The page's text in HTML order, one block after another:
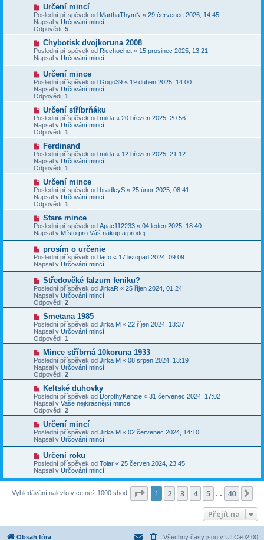
v
e
k
s
p
ě
v
e
k
N
o
v
ý
p
s
p
v
e
k
Určení mincí
Poslední příspěvek od MarthaThymN « 29 červenec 2026, 14:45
Napsal v Určování mincí
Odpovědi: 5
N
o
v
ý
p
í
s
p
v
e
k
Chybotisk dvojkoruna 2008
Poslední příspěvek od Ricchochet « 15 prosinec 2025, 13:21
Napsal v Určování mincí
N
o
v
ý
p
s
p
ě
v
e
k
Určení mince
Poslední příspěvek od Gogo39 « 19 duben 2025, 14:00
Napsal v Určování mincí
Odpovědi: 1
N
o
v
ý
p
s
p
ě
v
e
k
Určení stříbrňáku
Poslední příspěvek od milda « 20 březen 2025, 20:56
Napsal v Určování mincí
Odpovědi: 1
N
o
v
ý
p
s
p
ě
v
e
k
Ferdinand
Poslední příspěvek od milda « 12 březen 2025, 21:12
Napsal v Určování mincí
Odpovědi: 1
N
o
v
ý
p
s
p
e
k
Určení mince
Poslední příspěvek od bradleyS « 25 únor 2025, 08:41
Napsal v Určování mincí
Odpovědi: 1
N
o
v
ý
í
s
p
ě
v
e
k
Stare mince
Poslední příspěvek od Apac112233 « 04 leden 2025, 18:40
Napsal v Místo pro Váš nákup a prodej
N
o
v
ý
p
í
s
p
v
e
k
prosím o určenie
Poslední příspěvek od laco « 17 listopad 2024, 09:09
Napsal v Určování mincí
N
o
v
ý
p
s
p
ě
v
e
k
Středověké falzum feniku?
Poslední příspěvek od JirkaR « 25 říjen 2024, 01:24
Napsal v Určování mincí
Odpovědi: 2
N
o
v
ý
p
s
p
ě
v
e
k
Smetana 1985
Poslední příspěvek od Jirka M « 22 říjen 2024, 13:37
Napsal v Určování mincí
Odpovědi: 1
N
o
v
ý
p
s
p
ě
v
e
k
Mince stříbrná 10koruna 1933
Poslední příspěvek od Jirka M « 08 srpen 2024, 13:19
Napsal v Určování mincí
Odpovědi: 2
N
o
v
ý
p
s
p
v
e
k
Keltské duhovky
Poslední příspěvek od DorothyKenzie « 31 červenec 2024, 17:02
Napsal v Vaše nejkrásnější mince
Odpovědi: 2
N
o
v
ý
p
í
s
p
v
Určení mincí
Poslední příspěvek od Jirka M « 02 červenec 2024, 14:10
Napsal v Určování mincí
N
o
v
ý
p
ř
í
k
Určení roku
Poslední příspěvek od Tolar « 25 červen 2024, 23:45
Napsal v Určování mincí
Vyhledávání nalezlo více než 1000 shod Stránka z 40
1 2 3 4 5 40
Přejít na
Obsah fóra Všechny časy jsou v UTC+02:00